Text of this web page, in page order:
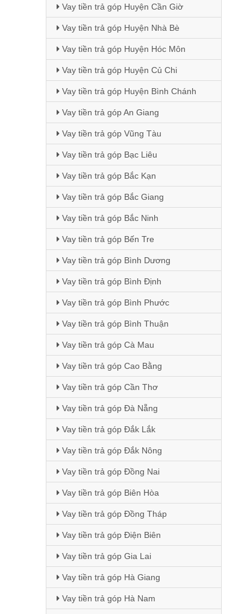
Vay tiền trả góp Huyện Cần Giờ
Vay tiền trả góp Huyện Nhà Bè
Vay tiền trả góp Huyện Hóc Môn
Vay tiền trả góp Huyện Củ Chi
Vay tiền trả góp Huyện Bình Chánh
Vay tiền trả góp An Giang
Vay tiền trả góp Vũng Tàu
Vay tiền trả góp Bạc Liêu
Vay tiền trả góp Bắc Kạn
Vay tiền trả góp Bắc Giang
Vay tiền trả góp Bắc Ninh
Vay tiền trả góp Bến Tre
Vay tiền trả góp Bình Dương
Vay tiền trả góp Bình Định
Vay tiền trả góp Bình Phước
Vay tiền trả góp Bình Thuận
Vay tiền trả góp Cà Mau
Vay tiền trả góp Cao Bằng
Vay tiền trả góp Cần Thơ
Vay tiền trả góp Đà Nẵng
Vay tiền trả góp Đắk Lắk
Vay tiền trả góp Đắk Nông
Vay tiền trả góp Đồng Nai
Vay tiền trả góp Biên Hòa
Vay tiền trả góp Đồng Tháp
Vay tiền trả góp Điện Biên
Vay tiền trả góp Gia Lai
Vay tiền trả góp Hà Giang
Vay tiền trả góp Hà Nam